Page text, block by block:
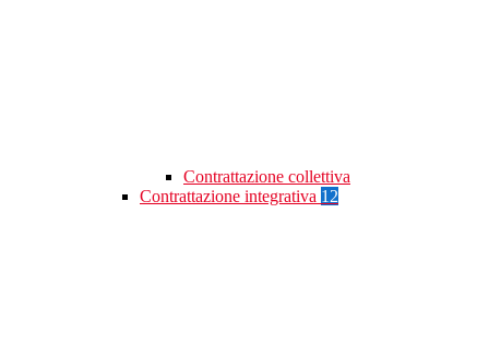
Contrattazione collettiva
Contrattazione integrativa 12